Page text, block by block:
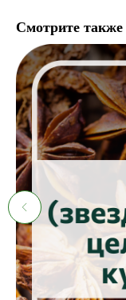
Смотрите также